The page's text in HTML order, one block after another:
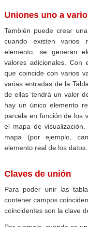
Uniones uno a
También puede crear
cuando existen varios
elemento, se generan
valores adicionales. Con
que coincide con varios
varias entradas de la
de ellas tendrá un valor
hay un único elemento
parcela en función de los
el mapa de
mapa (por ejemplo,
elemento real de los datos.
Claves de unión
Para poder unir las
contener campos
coincidentes son la clave